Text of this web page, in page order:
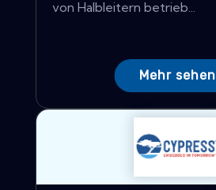
von Halbleitern betrieb...
Mehr sehen